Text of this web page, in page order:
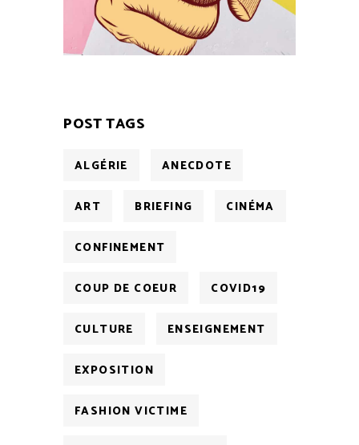
POST TAGS
ALGÉRIE ANECDOTE
ART BRIEFING CINÉMA
CONFINEMENT
COUP DE COEUR COVID19
CULTURE ENSEIGNEMENT
EXPOSITION
FASHION VICTIME